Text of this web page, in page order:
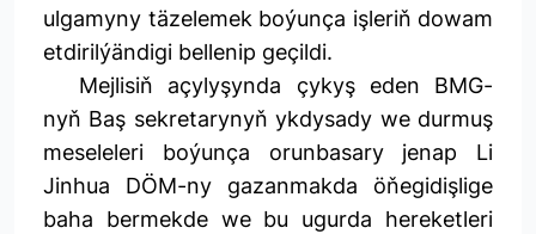
ulgamyny täzelemek boýunça işleriň dowam
etdirilýändigi bellenip geçildi.
Mejlisiň açylyşynda çykyş eden BMG-
nyň Baş sekretarynyň ykdysady we durmuş
meseleleri boýunça orunbasary jenap Li
Jinhua DÖM-ny gazanmakda öňegidişlige
baha bermekde we bu ugurda hereketleri